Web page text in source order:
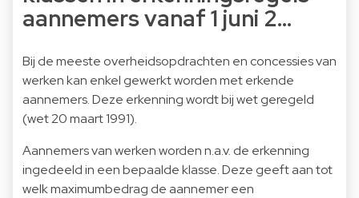
aannemers vanaf 1 juni 2…
Bij de meeste overheidsopdrachten en concessies van
werken kan enkel gewerkt worden met erkende
aannemers. Deze erkenning wordt bij wet geregeld
(wet 20 maart 1991).
Aannemers van werken worden n.a.v. de erkenning
ingedeeld in een bepaalde klasse. Deze geeft aan tot
welk maximumbedrag de aannemer een